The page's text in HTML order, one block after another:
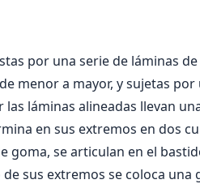
por una serie de láminas
menor a mayor, y sujetas
las láminas alineadas llevan
en sus extremos en dos
goma, se articulan en el
de sus extremos se coloca